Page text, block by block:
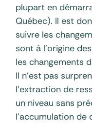
plupart en
Québec). Il est
suivre les
sont à l’origine
les changements
Il n’est pas
l’extraction de
un niveau sans
l’accumulation de